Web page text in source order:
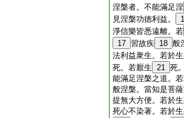
涅槃者。不能滿足涅
見涅槃功徳利益。
淨信樂皆悉遠離。若
17 習故疾 18 般
法利益衆生。若於
死。若厭生 21 死
能滿足涅槃之道。
般涅槃。當知是菩
提無大方便。若於
死心不染著。若於